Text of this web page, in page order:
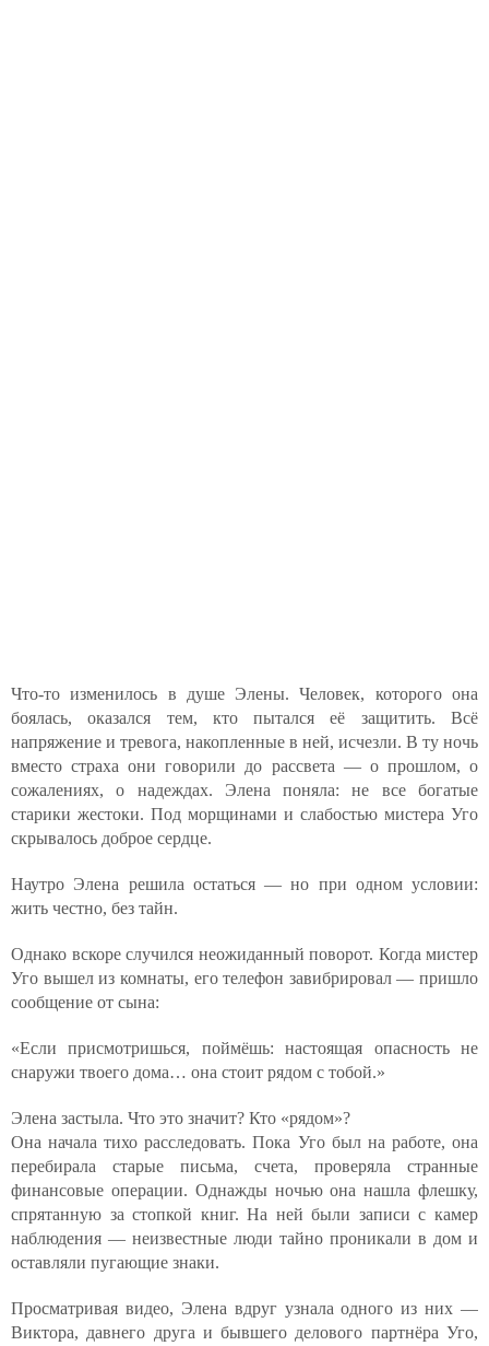
Что-то изменилось в душе Элены. Человек, которого она
боялась, оказался тем, кто пытался её защитить. Всё
напряжение и тревога, накопленные в ней, исчезли. В ту ночь
вместо страха они говорили до рассвета — о прошлом, о
сожалениях, о надеждах. Элена поняла: не все богатые
старики жестоки. Под морщинами и слабостью мистера Уго
скрывалось доброе сердце.
Наутро Элена решила остаться — но при одном условии:
жить честно, без тайн.
Однако вскоре случился неожиданный поворот. Когда мистер
Уго вышел из комнаты, его телефон завибрировал — пришло
сообщение от сына:
«Если присмотришься, поймёшь: настоящая опасность не
снаружи твоего дома… она стоит рядом с тобой.»
Элена застыла. Что это значит? Кто «рядом»?
Она начала тихо расследовать. Пока Уго был на работе, она
перебирала старые письма, счета, проверяла странные
финансовые операции. Однажды ночью она нашла флешку,
спрятанную за стопкой книг. На ней были записи с камер
наблюдения — неизвестные люди тайно проникали в дом и
оставляли пугающие знаки.
Просматривая видео, Элена вдруг узнала одного из них —
Виктора, давнего друга и бывшего делового партнёра Уго,